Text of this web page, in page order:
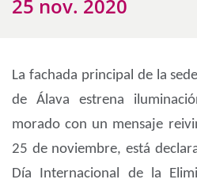
25 nov. 2020
La fachada principal de la
de Álava estrena
morado con un mensaje
25 de noviembre, está
Día Internacional de la